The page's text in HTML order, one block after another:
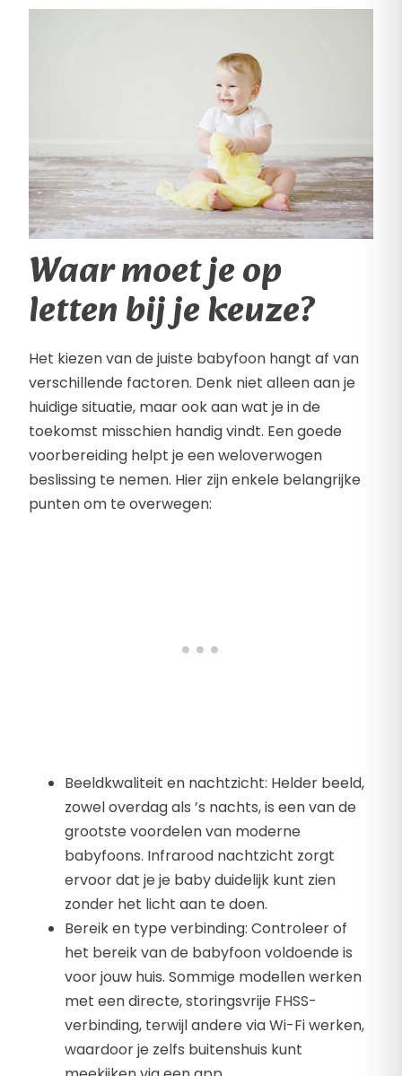
Waar moet je op
letten bij je keuze?
Het kiezen van de juiste babyfoon hangt af van
verschillende factoren. Denk niet alleen aan je
huidige situatie, maar ook aan wat je in de
toekomst misschien handig vindt. Een goede
voorbereiding helpt je een weloverwogen
beslissing te nemen. Hier zijn enkele belangrijke
punten om te overwegen:
Beeldkwaliteit en nachtzicht: Helder beeld,
zowel overdag als ’s nachts, is een van de
grootste voordelen van moderne
babyfoons. Infrarood nachtzicht zorgt
ervoor dat je je baby duidelijk kunt zien
zonder het licht aan te doen.
Bereik en type verbinding: Controleer of
het bereik van de babyfoon voldoende is
voor jouw huis. Sommige modellen werken
met een directe, storingsvrije FHSS-
verbinding, terwijl andere via Wi-Fi werken,
waardoor je zelfs buitenshuis kunt